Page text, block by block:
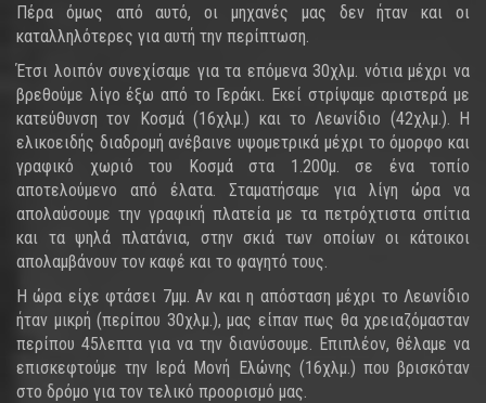
Πέρα όμως από αυτό, οι μηχανές μας δεν ήταν και οι
καταλληλότερες για αυτή την περίπτωση.
Έτσι λοιπόν συνεχίσαμε για τα επόμενα 30χλμ. νότια μέχρι να
βρεθούμε λίγο έξω από το Γεράκι. Εκεί στρίψαμε αριστερά με
κατεύθυνση τον Κοσμά (16χλμ.) και το Λεωνίδιο (42χλμ.). Η
ελικοειδής διαδρομή ανέβαινε υψομετρικά μέχρι το όμορφο και
γραφικό χωριό του Κοσμά στα 1.200μ. σε ένα τοπίο
αποτελούμενο από έλατα. Σταματήσαμε για λίγη ώρα να
απολαύσουμε την γραφική πλατεία με τα πετρόχτιστα σπίτια
και τα ψηλά πλατάνια, στην σκιά των οποίων οι κάτοικοι
απολαμβάνουν τον καφέ και το φαγητό τους.
Η ώρα είχε φτάσει 7μμ. Αν και η απόσταση μέχρι το Λεωνίδιο
ήταν μικρή (περίπου 30χλμ.), μας είπαν πως θα χρειαζόμασταν
περίπου 45λεπτα για να την διανύσουμε. Επιπλέον, θέλαμε να
επισκεφτούμε την Ιερά Μονή Ελώνης (16χλμ.) που βρισκόταν
στο δρόμο για τον τελικό προορισμό μας.